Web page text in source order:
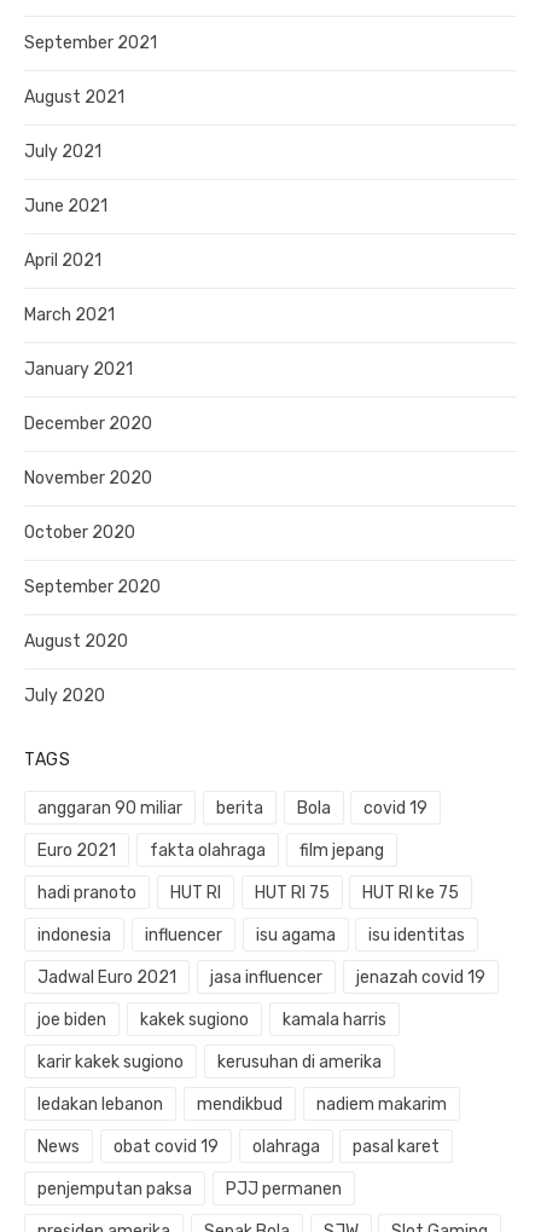
September 2021
August 2021
July 2021
June 2021
April 2021
March 2021
January 2021
December 2020
November 2020
October 2020
September 2020
August 2020
July 2020
TAGS
anggaran 90 miliar berita Bola covid 19
Euro 2021 fakta olahraga film jepang
hadi pranoto HUT RI HUT RI 75 HUT RI ke 75
indonesia influencer isu agama isu identitas
Jadwal Euro 2021 jasa influencer jenazah covid 19
joe biden kakek sugiono kamala harris
karir kakek sugiono kerusuhan di amerika
ledakan lebanon mendikbud nadiem makarim
News obat covid 19 olahraga pasal karet
penjemputan paksa PJJ permanen